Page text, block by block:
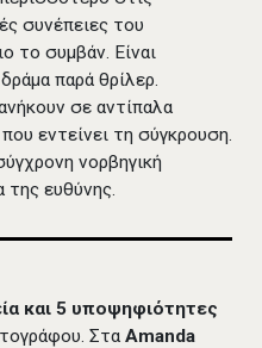
συνέπειες του
το συμβάν. Είναι
παρά θρίλερ.
σε αντίπαλα
εντείνει τη σύγκρουση.
νορβηγική
της ευθύνης.
και 5 υποψηφιότητες
Στα Amanda